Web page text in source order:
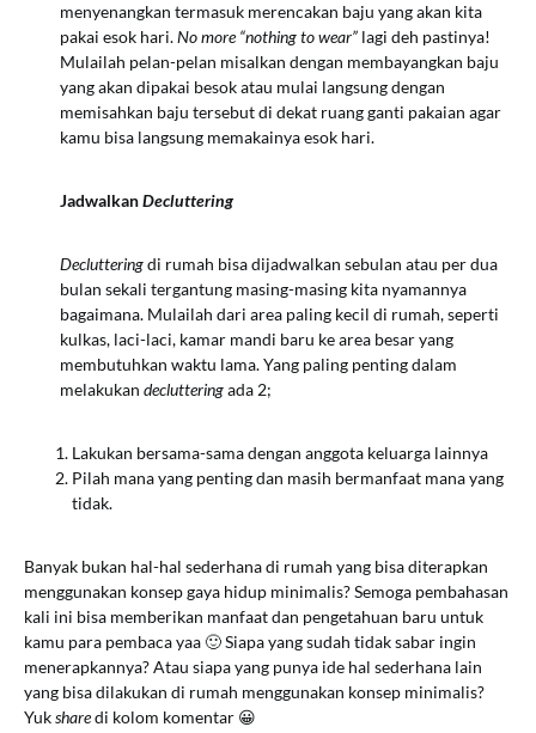
menyenangkan termasuk merencakan baju yang akan kita
pakai esok hari.No more “nothing to wear” lagi deh pastinya!
Mulailah pelan-pelan misalkan dengan membayangkan baju
yang akan dipakai besok atau mulai langsung dengan
memisahkan baju tersebut di dekat ruang ganti pakaian agar
kamu bisa langsung memakainya esok hari.
JadwalkanDecluttering
Declutteringdi rumah bisa dijadwalkan sebulan atau per dua
bulan sekali tergantung masing-masing kita nyamannya
bagaimana. Mulailah dari area paling kecil di rumah, seperti
kulkas, laci-laci, kamar mandi baru ke area besar yang
membutuhkan waktu lama. Yang paling penting dalam
melakukan declutteringada 2;
Lakukan bersama-sama dengan anggota keluarga lainnya
Pilah mana yang penting dan masih bermanfaat mana yang
tidak.
Banyak bukan hal-hal sederhana di rumah yang bisa diterapkan
menggunakan konsep gaya hidup minimalis? Semoga pembahasan
kali ini bisa memberikan manfaat dan pengetahuan baru untuk
kamu para pembaca yaa 🙂 Siapa yang sudah tidak sabar ingin
menerapkannya? Atau siapa yang punya ide hal sederhana lain
yang bisa dilakukan di rumah menggunakan konsep minimalis?
Yuksharedi kolom komentar 😀